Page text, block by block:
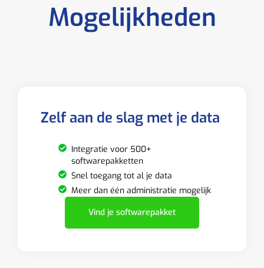
Mogelijkheden
Zelf aan de slag met je data
Integratie voor 500+
softwarepakketten
Snel toegang tot al je data
Meer dan één administratie mogelijk
Vind je softwarepakket